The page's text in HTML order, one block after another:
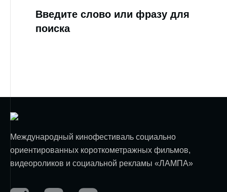
Введите слово или фразу для
поиска
Международный кинофестиваль социально
ориентированных короткометражных фильмов,
видеороликов и социальной рекламы «ЛАМПА»